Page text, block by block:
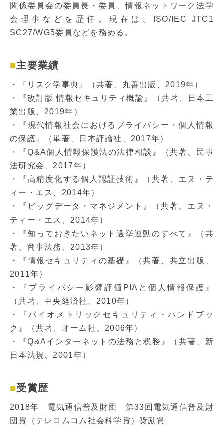
関係委員会の委員長・委員、情報ネットワーク法学
会理事などを歴任。現在は、ISO/IEC JTC1
SC27/WG5委員などを務める。
主要業績
・『リスク学事典』（共著、丸善出版、2019年）
・『改訂版 情報セキュリティ概論』（共著、日本工
業出版、2019年）
・『現代情報社会におけるプライバシー・個人情報
の保護』（単著、日本評論社、2017年）
・『Q&A個人情報保護法の法律相談』（共著、民事
法研究会、2017年）
・『高精度化する個人認証技術』（共著、エヌ・テ
ィー・エス、2014年）
・『ビッグデータ・マネジメント』（共著、エヌ・
ティー・エス、2014年）
・『知っておきたいネット選挙運動のすべて』（共
著、商事法務、2013年）
・『情報セキュリティの基礎』（共著、共立出版、
2011年）
・『プライバシー影響評価PIAと個人情報保護』
（共著、中央経済社、2010年）
・『バイオメトリックセキュリティ・ハンドブッ
ク』（共著、オーム社、2006年）
・『Q&Aインターネットの法務と税務』（共著、新
日本法規、2001年）
受賞歴
2018年 電気通信普及財団 第33回電気通信普及財
団賞（テレコムコム社会科学賞）奨励賞